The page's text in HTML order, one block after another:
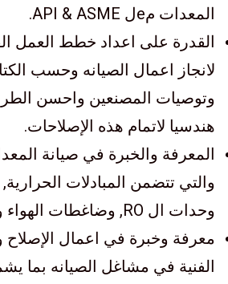
المعدات مeل API & ASME.
القدرة على اعداد خطط العمل
لانجاز اعمال الصيانه وحسب
وتوصيات المصنعين واحسن
هندسيا لاتمام هذه الإصلاحات.
المعرفة والخبرة في صيانة
والتي تتضمن المبادلات
وحدات ال RO, وضاغطات الهواء والنيتروجين.
معرفة وخبرة في اعمال الإصلاح
الفنية في مشاغل الصيانه بما